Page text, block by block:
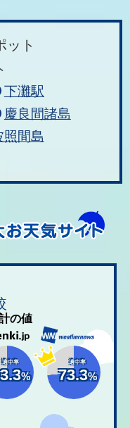
ット
下灘駅
慶良間諸島
照間島
の値
適中率
%
適中率
73.3%